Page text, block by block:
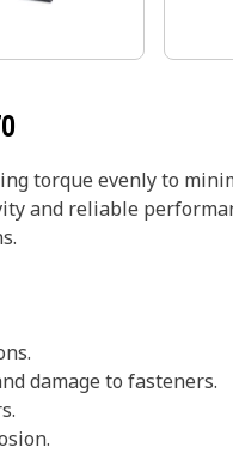
torque evenly to
and reliable
damage to fasteners.